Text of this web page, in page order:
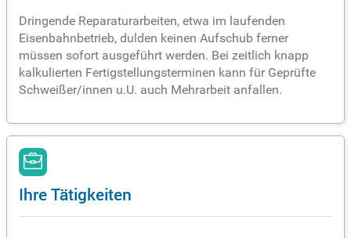
Dringende Reparaturarbeiten, etwa im laufenden
Eisenbahnbetrieb, dulden keinen Aufschub ferner
müssen sofort ausgeführt werden. Bei zeitlich knapp
kalkulierten Fertigstellungsterminen kann für Geprüfte
Schweißer/innen u.U. auch Mehrarbeit anfallen.
Ihre Tätigkeiten